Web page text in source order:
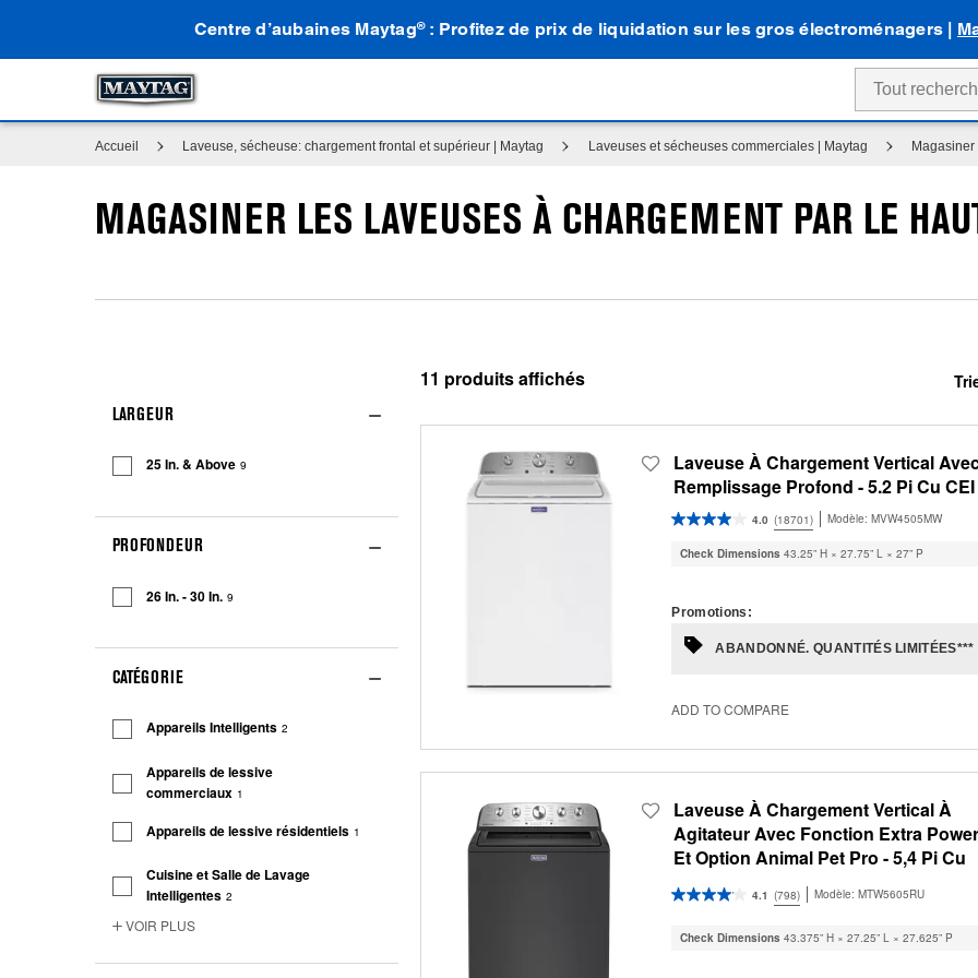
Centre d’aubaines Maytag®: Profitez de prix de liquidation sur les gros électroménagers |
Accueil Laveuse, sécheuse: chargement frontal et supérieur | Maytag Laveuses et sécheuses commerciales | Maytag
MAGASINER LES LAVEUSES À CHARGEMENT PAR LE
LARGEUR
25 In. & Above 9
PROFONDEUR
26 In. - 30 In. 9
CATÉGORIE
Appareils Intelligents 2
Appareils de lessive
commerciaux 1
Appareils de lessive résidentiels 1
Cuisine et Salle de Lavage
Intelligentes 2
VOIR PLUS
11
the
has
been
sort
the
page
Laveuse À Chargement Vertical
Remplissage Profond - 5.2 Pi Cu CEI
4.0 (18701) Modèle:MVW4505MW
ADD TO COMPARE
Check Dimensions43.25” H × 27.75” L × 27” P
Promotions:
ABANDONNÉ. QUANTITÉS LIMITÉES***
Laveuse À Chargement Vertical À
Agitateur Avec Fonction Extra Power
Et Option Animal Pet Pro - 5,4 Pi Cu
4.1 (798) Modèle:MTW5605RU
Check Dimensions43.375” H × 27.25” L × 27.625” P